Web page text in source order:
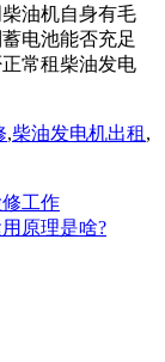
油机自身有毛
电池能否充足
常租柴油发电
,柴油发电机出租 ,
工作
原理是啥?